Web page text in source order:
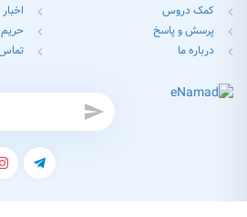
chevron_left کمک دروس chevron_left
chevron_left پرسش و پاسخ chevron_left
chevron_left درباره ما chevron_left تماس
send